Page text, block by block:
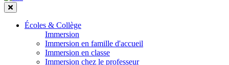
Écoles & Collège
Immersion
Immersion en famille d'accueil
Immersion en classe
Immersion chez le professeur